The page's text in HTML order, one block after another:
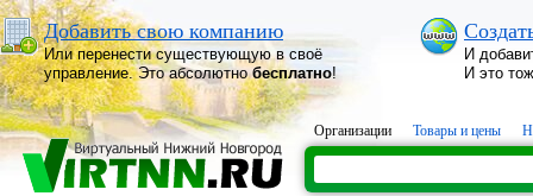
Добавить свою компанию
Или перенести существующую в своё
управление. Это абсолютнобесплатно!
И
И это
Организации Товары и цены